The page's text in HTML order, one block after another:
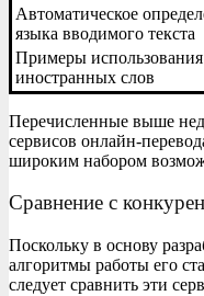
Автоматическое
языка вводимого текста
Примеры использования
иностранных слов
Перечисленные выше
сервисов онлайн-
широким набором
Сравнение с
Поскольку в основу
алгоритмы работы его
следует сравнить эти